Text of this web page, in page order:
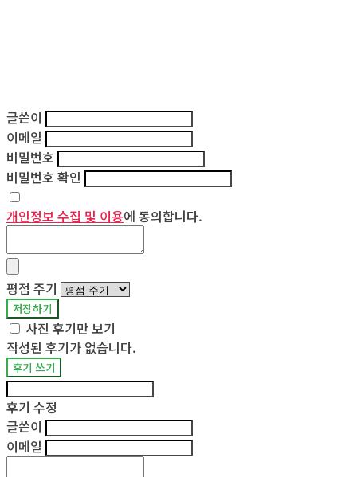
글쓴이
이메일
비밀번호
비밀번호 확인
개인정보 수집 및 이용에 동의합니다.
평점 주기
저장하기
사진 후기만 보기
작성된 후기가 없습니다.
후기 쓰기
후기 수정
글쓴이
이메일